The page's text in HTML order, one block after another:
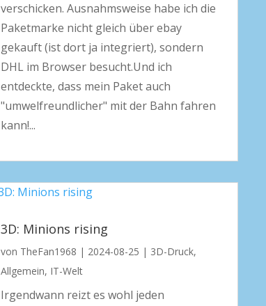
verschicken. Ausnahmsweise habe ich die
Paketmarke nicht gleich über ebay
gekauft (ist dort ja integriert), sondern
DHL im Browser besucht.Und ich
entdeckte, dass mein Paket auch
"umwelfreundlicher" mit der Bahn fahren
kann!...
3D: Minions rising
von TheFan1968 | 2024-08-25 | 3D-Druck,
Allgemein, IT-Welt
Irgendwann reizt es wohl jeden